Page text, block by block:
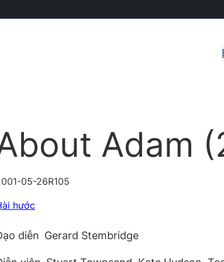
Adam
05-26R105
hước
diễn Gerard Stembridge